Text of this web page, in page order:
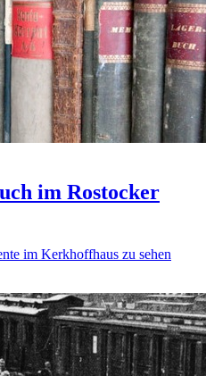
im Rostocker
im Kerkhoffhaus zu sehen